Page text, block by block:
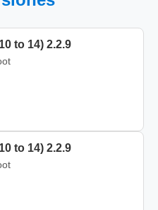
to 14) 2.2.9
to 14) 2.2.9